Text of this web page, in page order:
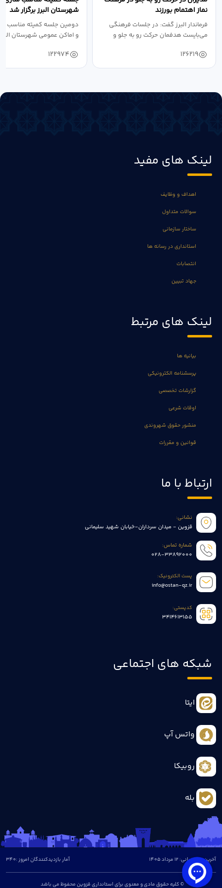
نماز اهتمام بورزند
فرماندار البرز گفت: در جلسات فرهنگی
می‌بایست هدفمان حرکت رو به جلو و
126219
شهرستان البرز برگزار شد
دومین جلسه کمیته مناسب
و اماکن عمومی شهرستان
122974
لینک های مفید
اهداف و وظایف
سوالات متداول
ساختار سازمانی
استانداری در رسانه ها
انتصابات
جهاد تبیین
لینک های مرتبط
بیانیه ها
پرسشنامه الکترونیکی
گزارشات تخصصی
اوقات شرعی
منشور حقوق شهروندی
قوانین و مقررات
ارتباط با ما
نشانی:
قزوین - میدان سرداران-خیابان شهید سلیمانی
شماره تماس:
028-33892000
پست الکترونیک:
info@ostan-qz.ir
کدپستی:
3414613155
شبکه های اجتماعی
ایتا
واتس آپ
روبیکا
بله
آخرین بروزرسانی: 12 مرداد 1405
© کلیه حقوق مادی و معنوی برای استانداری قزوین محفوظ می باشد
آمار بازدیدکنندگان امروز :340